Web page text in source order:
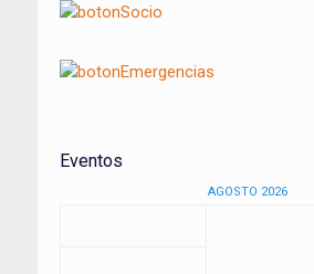
Eventos
AGOSTO 2026